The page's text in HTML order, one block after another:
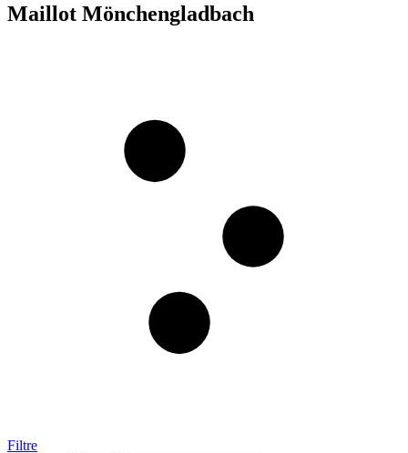
Maillot Mönchengladbach
Filtre